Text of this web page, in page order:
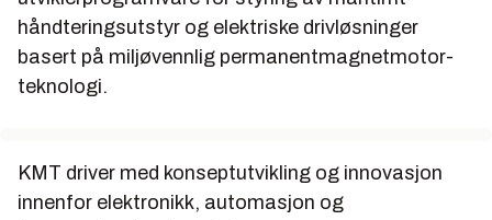
håndteringsutstyr og elektriske drivløsninger
basert på miljøvennlig permanentmagnetmotor-
teknologi.
KMT driver med konseptutvikling og innovasjon
innenfor elektronikk, automasjon og